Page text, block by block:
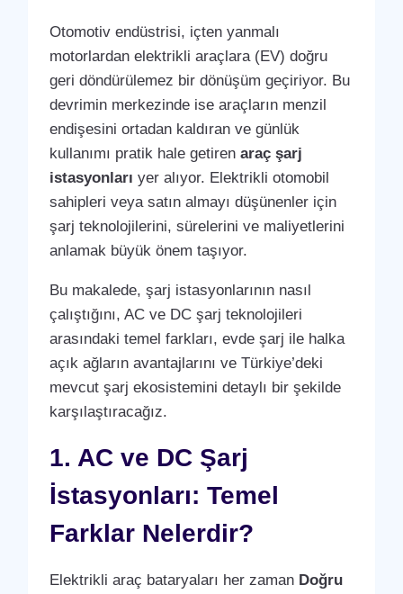
Otomotiv endüstrisi, içten yanmalı
motorlardan elektrikli araçlara (EV) doğru
geri döndürülemez bir dönüşüm geçiriyor. Bu
devrimin merkezinde ise araçların menzil
endişesini ortadan kaldıran ve günlük
kullanımı pratik hale getiren araç şarj
istasyonları yer alıyor. Elektrikli otomobil
sahipleri veya satın almayı düşünenler için
şarj teknolojilerini, sürelerini ve maliyetlerini
anlamak büyük önem taşıyor.
Bu makalede, şarj istasyonlarının nasıl
çalıştığını, AC ve DC şarj teknolojileri
arasındaki temel farkları, evde şarj ile halka
açık ağların avantajlarını ve Türkiye’deki
mevcut şarj ekosistemini detaylı bir şekilde
karşılaştıracağız.
1. AC ve DC Şarj
İstasyonları: Temel
Farklar Nelerdir?
Elektrikli araç bataryaları her zaman Doğru